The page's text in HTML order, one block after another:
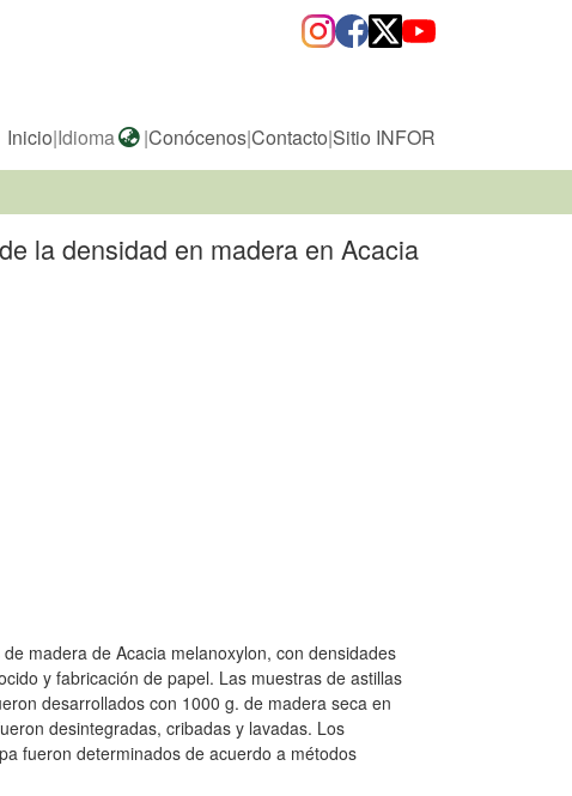
Inicio|Idioma |Conócenos|Contacto|Sitio INFOR
la densidad en madera en Acacia
madera de Acacia melanoxylon, con densidades
y fabricación de papel. Las muestras de astillas
desarrollados con 1000 g. de madera seca en
desintegradas, cribadas y lavadas. Los
fueron determinados de acuerdo a métodos